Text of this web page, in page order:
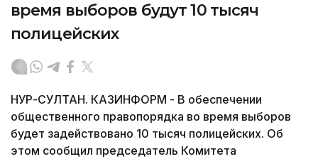
время выборов будут 10 тысяч
полицейских
НУР-СУЛТАН. КАЗИНФОРМ - В обеспечении
общественного правопорядка во время выборов
будет задействовано 10 тысяч полицейских. Об
этом сообщил председатель Комитета